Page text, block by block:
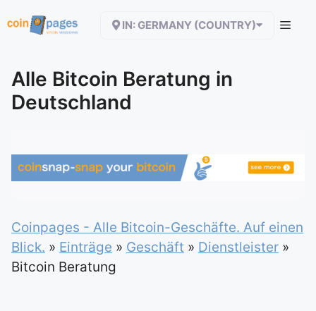
Inhalt
IN: GERMANY (COUNTRY)
Alle Bitcoin Beratung in
Deutschland
Coinpages - Alle Bitcoin-Geschäfte. Auf einen
Blick. » Einträge » Geschäft » Dienstleister »
Bitcoin Beratung